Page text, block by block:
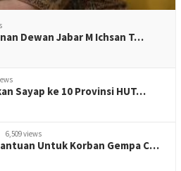
Dewan Jabar M Ichsan T…
Sayap ke 10 Provinsi HUT…
6,509 views
Untuk Korban Gempa C…